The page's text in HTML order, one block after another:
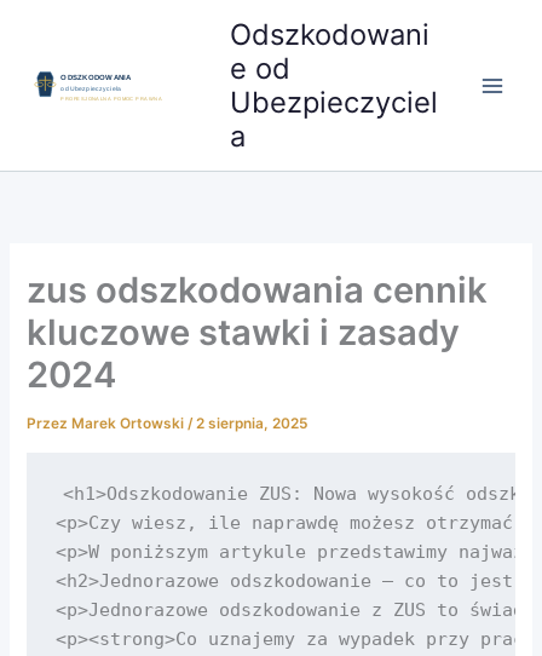
treści
Odszkodowani
e od
Ubezpieczyciel
a
zus odszkodowania cennik
kluczowe stawki i zasady
2024
Przez Marek Ortowski/2 sierpnia, 2025
<h1>Odszkodowanie ZUS: Nowa wysokość
<p>Czy wiesz, ile naprawdę możesz otrzymać
<p>W poniższym artykule przedstawimy
<h2>Jednorazowe odszkodowanie – co to jest
<p>Jednorazowe odszkodowanie z ZUS to
<p><strong>Co uznajemy za wypadek przy